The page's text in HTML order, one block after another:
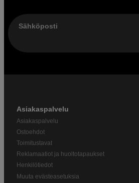
Sähköposti
Asiakaspalvelu
Asiakaspalvelu
Ostoehdot
Toimitustavat
Reklamaatiot ja huoltotapaukset
Henkilötiedot
Muuta evästeasetuksia